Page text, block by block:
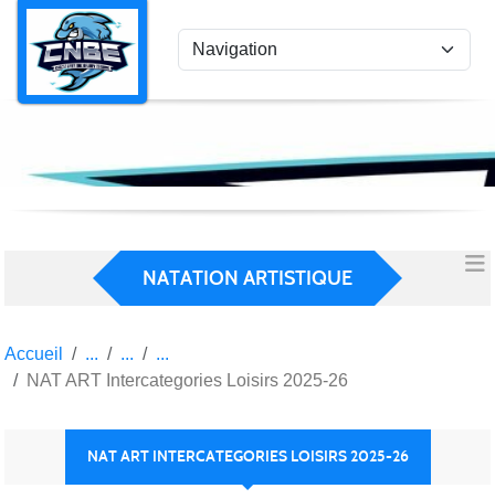
NATATION ARTISTIQUE
Accueil
NAT ART Intercategories Loisirs 2025-26
NAT ART INTERCATEGORIES LOISIRS 2025-26
Panneau de gestion des cookies